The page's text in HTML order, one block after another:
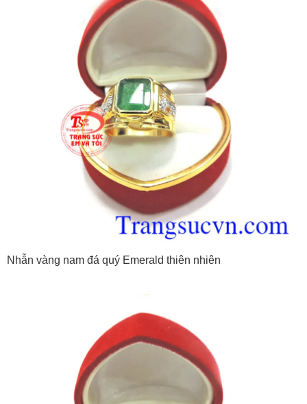
Nhẫn vàng nam đá quý Emerald thiên nhiên